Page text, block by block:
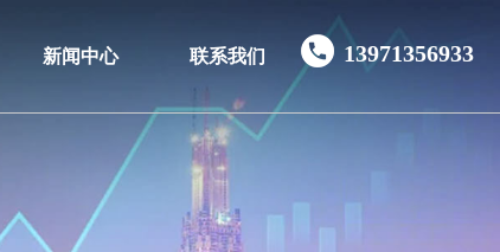
13971356933
新闻中心 联系我们